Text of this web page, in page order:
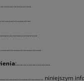
:……………….....
niniejszym